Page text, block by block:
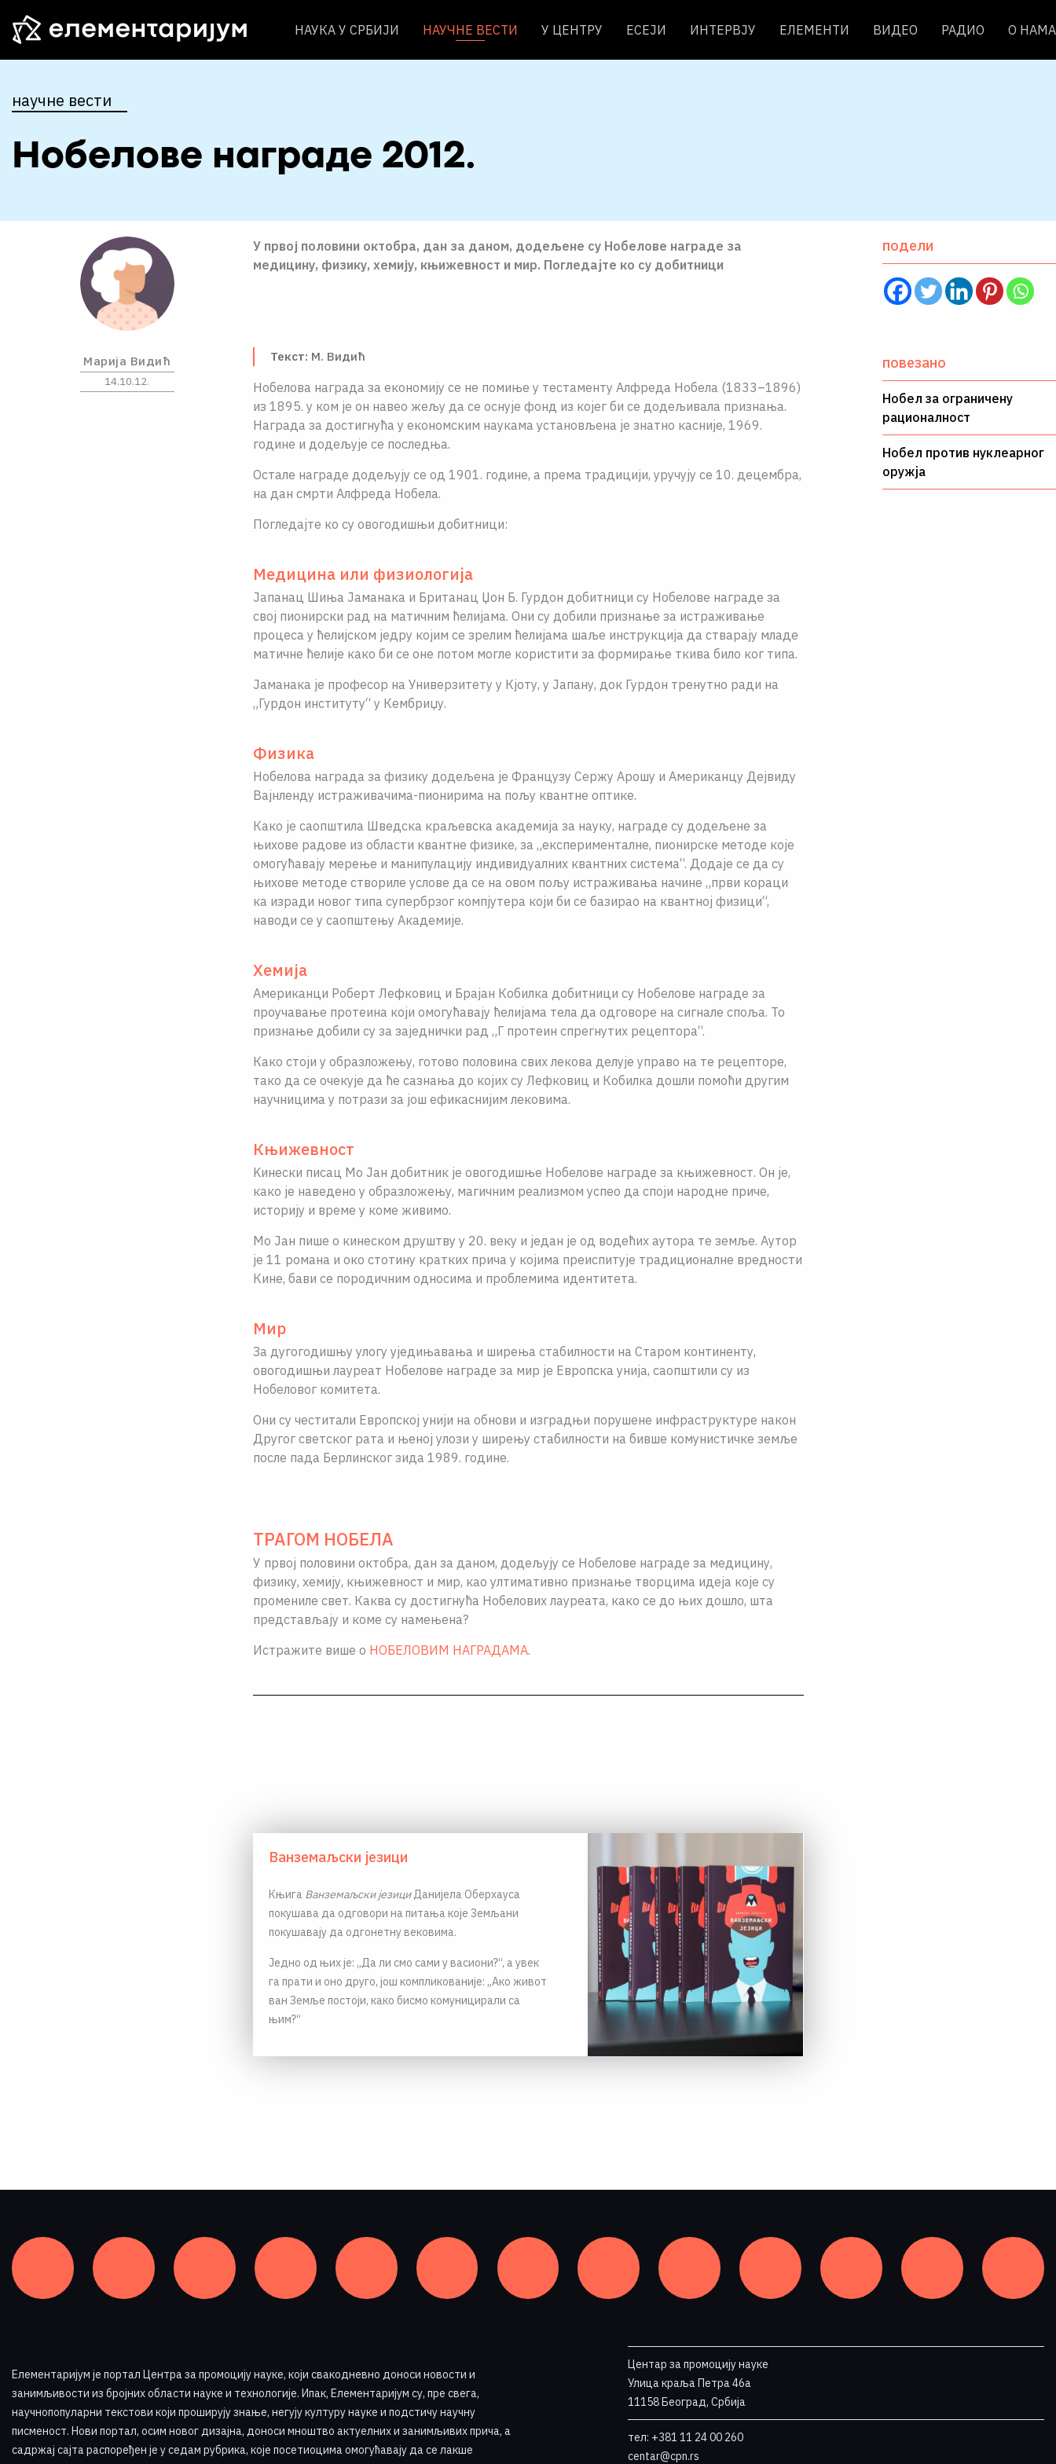
НАУКА У СРБИЈИ НАУЧНЕ ВЕСТИ У ЦЕНТРУ ЕСЕЈИ ИНТЕРВЈУ ЕЛЕМЕНТИ ВИДЕО РАДИО О НАМА
научне вести
Нобелове награде 2012.
У првоj половини октобра, дан за даном, додељене су Нобелове награде за
медицину, физику, хемиjу, књижевност и мир. Погледајте ко су добитници
Текст: М. Видић
Нобелова награда за економиjу се не помиње у тестаменту Алфреда Нобела (1833–1896)
из 1895. у ком jе он навео жељу да се оснуjе фонд из коjег би се додељивала признања.
Награда за достигнућа у економским наукама установљена је знатно касније, 1969.
године и додељуjе се последња.
Остале награде додељуjу се од 1901. године, а према традициjи, уручуjу се 10. децембра,
на дан смрти Алфреда Нобела.
Погледаjте ко су овогодишњи добитници:
Медицина или физиологија
Jапанац Шиња Jаманака и Британац Џон Б. Гурдон добитници су Нобелове награде за
своj пионирски рад на матичним ћелиjама. Они су добили признање за истраживање
процеса у ћелиjском jедру коjим се зрелим ћелиjама шаље инструкциjа да ствараjу младе
матичне ћелиjе како би се оне потом могле користити за формирање ткива било ког типа.
Jаманака jе професор на Универзитету у Кjоту, у Jапану, док Гурдон тренутно ради на
„Гурдон институту“ у Кембриџу.
Физика
Нобелова награда за физику додељена jе Французу Сержу Арошу и Американцу Деjвиду
Ваjнленду истраживачима-пионирима на пољу квантне оптике.
Како jе саопштила Шведска краљевска академиjа за науку, награде су додељене за
њихове радове из области квантне физике, за „експерименталне, пионирске методе коjе
омогућаваjу мерење и манипулациjу индивидуалних квантних система“. Додаjе се да су
њихове методе створиле услове да се на овом пољу истраживања начине „први кораци
ка изради новог типа супербрзог компjутера коjи би се базирао на квантноj физици“,
наводи се у саопштењу Академиjе.
Хемиjа
Американци Роберт Лефковиц и Браjан Кобилка добитници су Нобелове награде за
проучавање протеина коjи омогућаваjу ћелиjама тела да одговоре на сигнале споља. То
признање добили су за заjеднички рад „Г протеин спрегнутих рецептора“.
Како стоjи у образложењу, готово половина свих лекова делуjе управо на те рецепторе,
тако да се очекуjе да ће сазнања до коjих су Лефковиц и Кобилка дошли помоћи другим
научницима у потрази за jош ефикасниjим лековима.
Књижевност
Kинески писац Мо Jан добитник jе овогодишње Нобелове награде за књижевност. Он jе,
како jе наведено у образложењу, магичним реализмом успео да споjи народне приче,
историjу и време у коме живимо.
Мо Jан пише о кинеском друштву у 20. веку и jедан је од водећих аутора те земље. Аутор
jе 11 романа и око стотину кратких прича у коjима преиспитуjе традиционалне вредности
Кине, бави се породичним односима и проблемима идентитета.
Мир
За дугогодишњу улогу уjедињавања и ширења стабилности на Старом континенту,
овогодишњи лауреат Нобелове награде за мир jе Европска униjа, саопштили су из
Нобеловог комитета.
Они су честитали Европскоj униjи на обнови и изградњи порушене инфраструктуре након
Другог светског рата и њеноj улози у ширењу стабилности на бивше комунистичке земље
после пада Берлинског зида 1989. године.
ТРАГОМ НОБЕЛА
У првоj половини октобра, дан за даном, додељују се Нобелове награде за медицину,
физику, хемиjу, књижевност и мир, као ултимативно признање творцима идеја које су
промениле свет. Каква су достигнућа Нобелових лауреата, како се до њих дошло, шта
представљају и коме су намењена?
Истражите више о НОБЕЛОВИМ НАГРАДАМА.
Марија Видић
14.10.12.
подели
повезано
Нобел за ограничену
рационалност
Нобел против нуклеарног
оружја
Ванземаљски језици
Књига Ванземаљски језициДанијела Оберхауса
покушава да одговори на питања које Земљани
покушавају да одгонетну вековима.
Једно од њих је: „Да ли смо сами у васиони?“, а увек
га прати и оно друго, још компликованије: „Ако живот
ван Земље постоји, како бисмо комуницирали са
њим?“
Елементаријум је портал Центра за промоцију науке, који свакодневно доноси новости и
занимљивости из бројних области науке и технологије. Ипак, Елементаријум су, пре свега,
научнопопуларни текстови који проширују знање, негују културу науке и подстичу научну
писменост. Нови портал, осим новог дизајна, доноси мноштво актуелних и занимљивих прича, а
садржај сајта распоређен је у седам рубрика, које посетиоцима омогућавају да се лакше
Центар за промоцију науке
Улица краља Петра 46a
11158 Београд, Србија
тел: +381 11 24 00 260
centar@cpn.rs